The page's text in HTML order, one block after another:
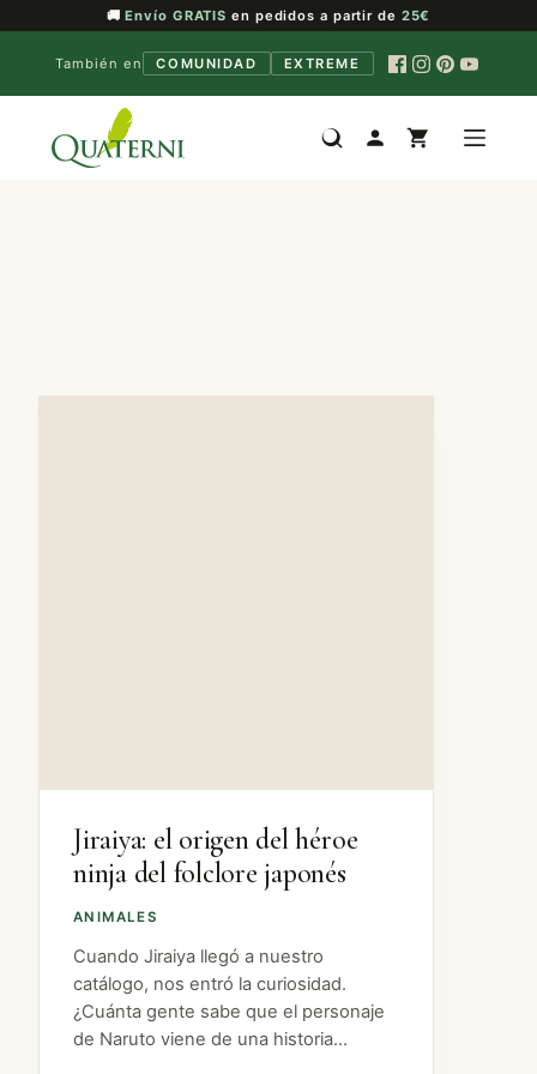
🚚Envío GRATIS en pedidos a partir de 25€
También en COMUNIDAD EXTREME
contenido
ANIMALES
Jiraiya: el origen del héroe
ninja del folclore japonés
Cuando Jiraiya llegó a nuestro
catálogo, nos entró la curiosidad.
¿Cuánta gente sabe que el personaje
de Naruto viene de una historia